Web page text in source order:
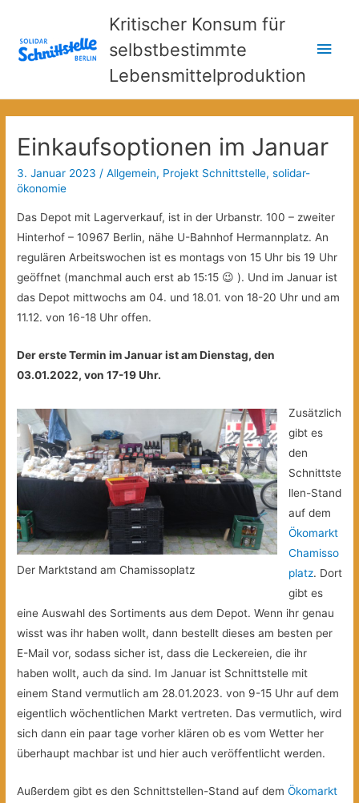
Kritischer Konsum für
selbstbestimmte
Lebensmittelproduktion
Einkaufsoptionen im Januar
3. Januar 2023 /Allgemein, Projekt Schnittstelle,solidar-
ökonomie
Das Depot mit Lagerverkauf, ist in der Urbanstr. 100 – zweiter
Hinterhof – 10967 Berlin, nähe U-Bahnhof Hermannplatz. An
regulären Arbeitswochen ist es montags von 15 Uhr bis 19 Uhr
geöffnet (manchmal auch erst ab 15:15 😉 ). Und im Januar ist
das Depot mittwochs am 04. und 18.01. von 18-20 Uhr und am
11.12. von 16-18 Uhr offen.
Der erste Termin im Januar ist am Dienstag, den
03.01.2022, von 17-19 Uhr.
Der Marktstand am Chamissoplatz
Zusätzlich
gibt es
den
Schnittste
llen-Stand
auf dem
Ökomarkt
Chamisso
platz. Dort
gibt es
eine Auswahl des Sortiments aus dem Depot. Wenn ihr genau
wisst was ihr haben wollt, dann bestellt dieses am besten per
E-Mail vor, sodass sicher ist, dass die Leckereien, die ihr
haben wollt, auch da sind. Im Januar ist Schnittstelle mit
einem Stand vermutlich am 28.01.2023. von 9-15 Uhr auf dem
eigentlich wöchentlichen Markt vertreten. Das vermutlich, wird
sich dann ein paar tage vorher klären ob es vom Wetter her
überhaupt machbar ist und hier auch veröffentlicht werden.
Außerdem gibt es den Schnittstellen-Stand auf demÖkomarkt